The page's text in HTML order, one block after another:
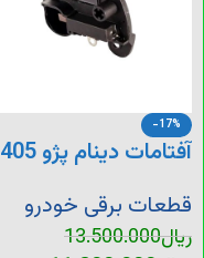
-17%
آفتامات دینام پژو 405
قطعات برقی خودرو
ریال13.500.000